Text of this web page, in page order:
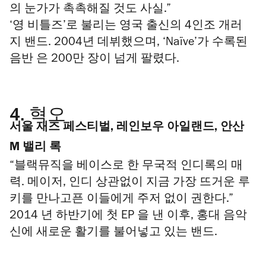
의 눈가가 촉촉해질 것도 사실.”
‘영 비틀즈’로 불리는 영국 출신의 4인조 개러
지 밴드. 2004년 데뷔했으며, ‘Naïve’가 수록된
음반 은 200만 장이 넘게 팔렸다.
4.혁오
서울 재즈 페스티벌, 레인보우 아일랜드, 안산
M 밸리 록
“블랙뮤직을 베이스로 한 무국적 인디록의 매
력. 메이저, 인디 상관없이 지금 가장 뜨거운 루
키를 만나고픈 이들에게 주저 없이 권한다.”
2014 년 하반기에 첫 EP 을 낸 이후, 홍대 음악
신에 새로운 활기를 불어넣고 있는 밴드.